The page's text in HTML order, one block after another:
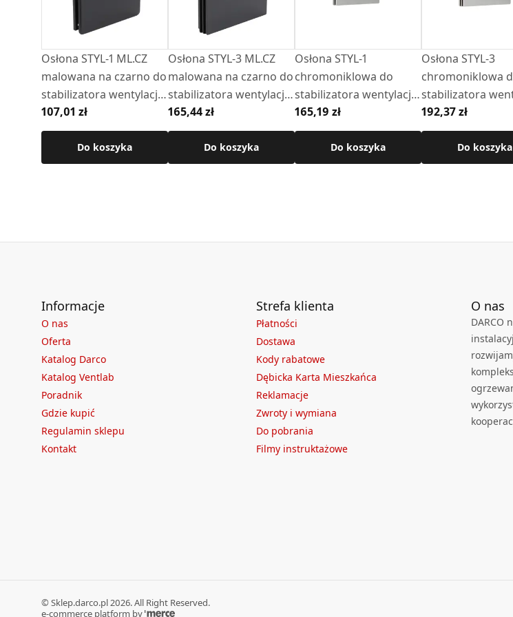
Osłona STYL-1 ML.CZ
malowana na czarno do
stabilizatora wentylacji -
CSW1
107,01 zł
Do koszyka
Osłona STYL-3 ML.CZ
malowana na czarno do
stabilizatora wentylacji -
CSW1
165,44 zł
Do koszyka
Osłona STYL-1
chromoniklowa do
stabilizatora wentylacji -
CSW1
165,19 zł
Do koszyka
Osłona STYL-3
chromoniklowa
stabilizatora
CSW1
192,37 zł
Do koszyka
Informacje
O nas
Oferta
Katalog Darco
Katalog Ventlab
Poradnik
Gdzie kupić
Regulamin sklepu
Kontakt
Strefa klienta
Płatności
Dostawa
Kody rabatowe
Dębicka Karta Mieszkańca
Reklamacje
Zwroty i wymiana
Do pobrania
Filmy instruktażowe
O nas
DARCO
© Sklep.darco.pl 2026. All Right Reserved.
e-commerce platform by